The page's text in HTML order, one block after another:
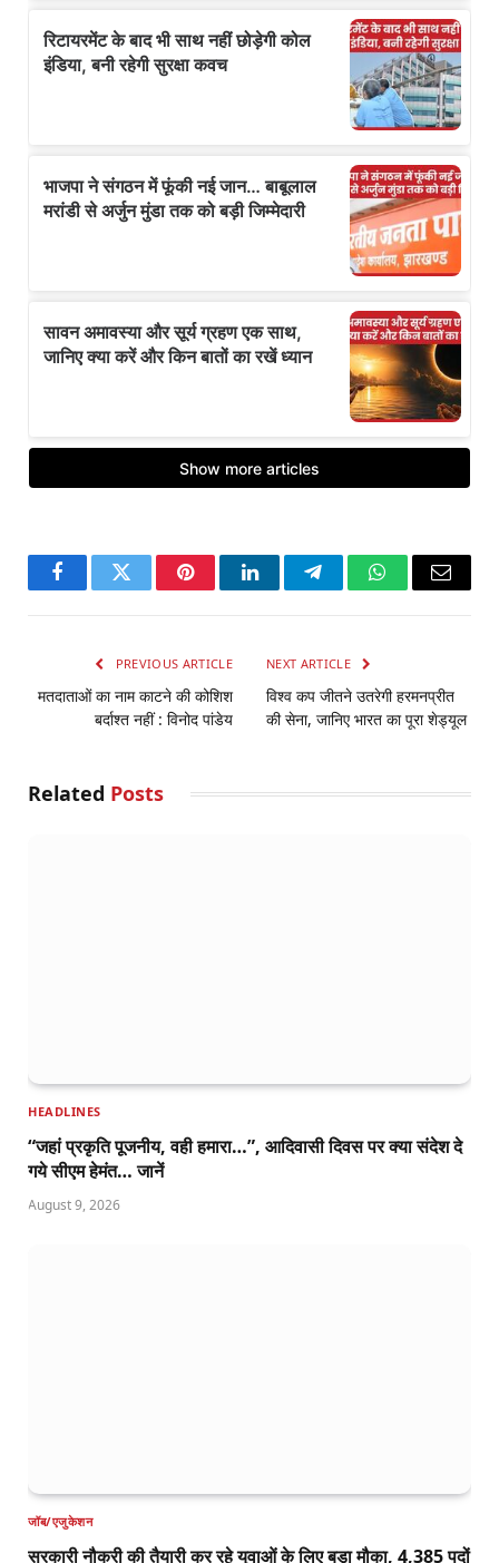
FacebookTwitter PinterestLinkedInTelegramWhatsApp
Email
PREVIOUS ARTICLE
मतदाताओं का नाम काटने की कोशिश
बर्दाश्त नहीं : विनोद पांडेय
NEXT ARTICLE
विश्व कप जीतने उतरेगी हरमनप्रीत
की सेना, जानिए भारत का पूरा शेड्यूल
Related Posts
HEADLINES
“जहां प्रकृति पूजनीय, वही हमारा…”, आदिवासी दिवस पर क्या संदेश दे
गये सीएम हेमंत… जानें
August 9, 2026
जॉब/एजुकेशन
सरकारी नौकरी की तैयारी कर रहे युवाओं के लिए बड़ा मौका, 4,385 पदों